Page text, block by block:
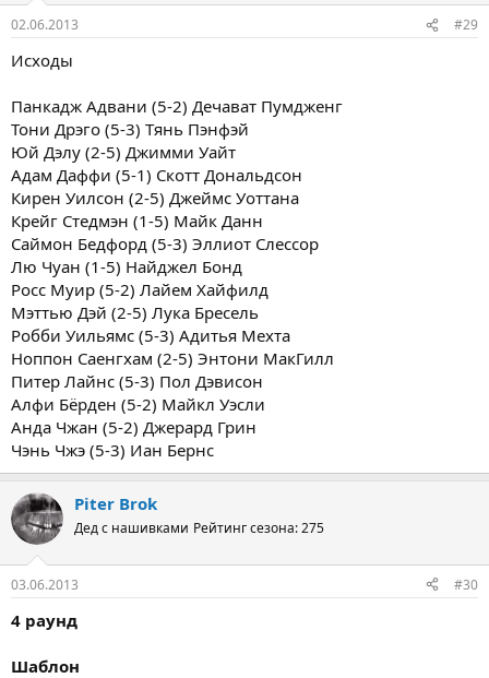
02.06.2013 #29
Исходы
Панкадж Адвани (5-2) Дечават Пумдженг
Тони Дрэго (5-3) Тянь Пэнфэй
Юй Дэлу (2-5) Джимми Уайт
Адам Даффи (5-1) Скотт Дональдсон
Кирен Уилсон (2-5) Джеймс Уоттана
Крейг Стедмэн (1-5) Майк Данн
Саймон Бедфорд (5-3) Эллиот Слессор
Лю Чуан (1-5) Найджел Бонд
Росс Муир (5-2) Лайем Хайфилд
Мэттью Дэй (2-5) Лука Бресель
Робби Уильямс (5-3) Адитья Мехта
Ноппон Саенгхам (2-5) Энтони МакГилл
Питер Лайнс (5-3) Пол Дэвисон
Алфи Бёрден (5-2) Майкл Уэсли
Анда Чжан (5-2) Джерард Грин
Чэнь Чжэ (5-3) Иан Бернс
Piter Brok
Дед с нашивками Рейтинг сезона: 275
03.06.2013 #30
4 раунд
Шаблон